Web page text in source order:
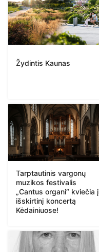
Žydintis Kaunas
Tarptautinis vargonų
muzikos festivalis
„Cantus organi“ kviečia į
išskirtinį koncertą
Kėdainiuose!